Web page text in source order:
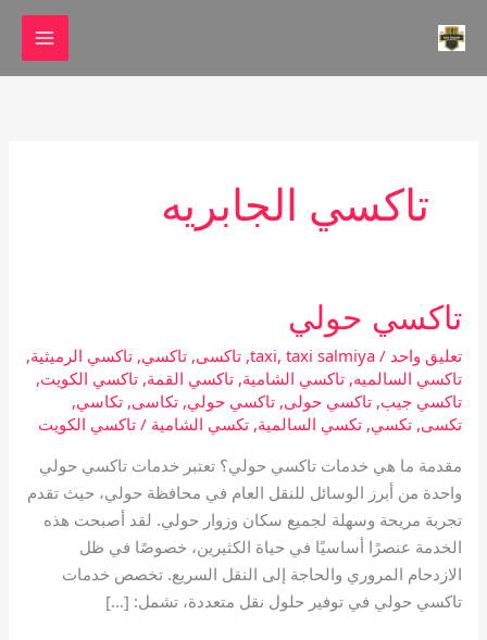
إلى
تاكسي الجابريه
تاكسي حولي
تعليق واحد /
taxi, taxi salmiya
,تاكسى,تاكسي,تاكسي الرميثية,
تاكسي السالميه,تاكسي الشامية,تاكسي القمة,تاكسي الكويت,
تاكسي جيب,تاكسي حولى,تاكسي حولي,تكاسى,تكاسي,
تكسى,تكسي,تكسي السالمية,تكسي الشامية /تاكسي الكويت
مقدمة ما هي خدمات تاكسي حولي؟ تعتبر خدمات تاكسي حولي
واحدة من أبرز الوسائل للنقل العام في محافظة حولي، حيث تقدم
تجربة مريحة وسهلة لجميع سكان وزوار حولي. لقد أصبحت هذه
الخدمة عنصرًا أساسيًا في حياة الكثيرين، خصوصًا في ظل
الازدحام المروري والحاجة إلى النقل السريع. تخصص خدمات
تاكسي حولي في توفير حلول نقل متعددة، تشمل: […]
تاكسي
حولي